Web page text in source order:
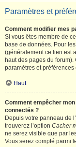
Paramètres et
Comment modifier mes
Si vous êtes membre de
base de données. Pour
(généralement ce lien est
haut des pages du
paramètres et préférences
Haut
Comment empêcher
connectés ?
Depuis votre panneau de
trouverez l’option Cacher
ne serez visible que par
Vous serez compté parmi